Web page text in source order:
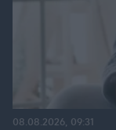
08.08.2026, 09:31